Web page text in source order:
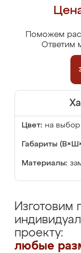
Поможем
Ответим
Цвет: на выбор
Габариты
Материалы:
Изготовим
проекту:
любые